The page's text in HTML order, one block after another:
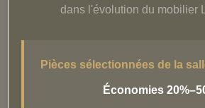
En savoir plus
dans l'évolution du mobilier
Pièces sélectionnées de la
Économies